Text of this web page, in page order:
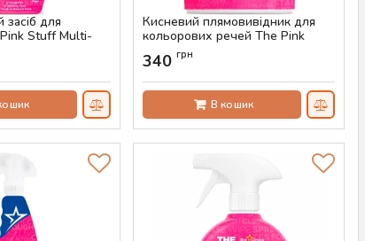
засіб для
Stuff Multi-
850 мл
Кисневий плямовивідник для
кольорових речей The Pink
Stuff, 1 кг
Артикул:
340 грн
В кошик